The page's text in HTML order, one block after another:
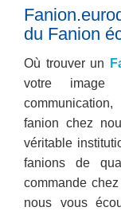
Sous
menu
du Fanion
Où trouver un
votre image
fanion chez
véritable
fanions de
commande
nous vous